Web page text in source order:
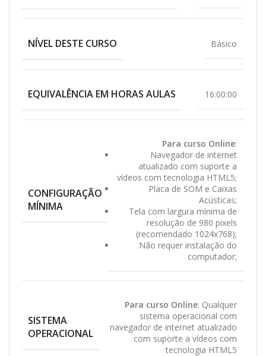
NÍVEL DESTE CURSO Básico
EQUIVALÊNCIA EM HORAS AULAS 16:00:00
CONFIGURAÇÃO
MÍNIMA
Para curso Online:
Navegador de internet
atualizado com suporte a
vídeos com tecnologia HTML5;
Placa de SOM e Caixas
Acústicas;
Tela com largura mínima de
resolução de 980 pixels
(recomendado 1024x768);
Não requer instalação do
computador;
SISTEMA
OPERACIONAL
Para curso Online: Qualquer
sistema operacional com
navegador de internet atualizado
com suporte a vídeos com
tecnologia HTML5